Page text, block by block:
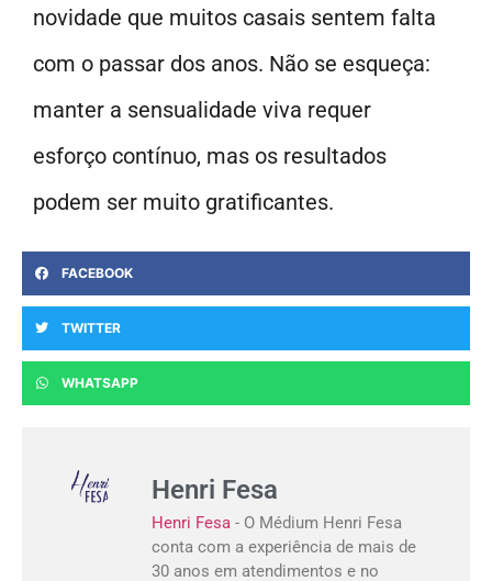
novidade que muitos casais sentem falta
com o passar dos anos. Não se esqueça:
manter a sensualidade viva requer
esforço contínuo, mas os resultados
podem ser muito gratificantes.
FACEBOOK
TWITTER
WHATSAPP
Henri Fesa
Henri Fesa - O Médium Henri Fesa
conta com a experiência de mais de
30 anos em atendimentos e no